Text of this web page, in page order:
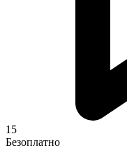
15
Безоплатно